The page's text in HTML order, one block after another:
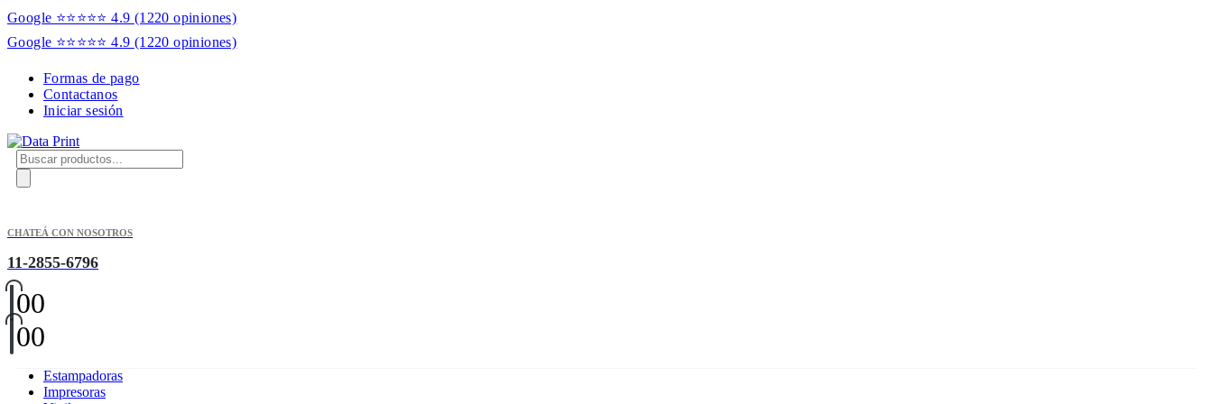
Google ⭐⭐⭐⭐⭐ 4.9 (1220 opiniones)
Google ⭐⭐⭐⭐⭐ 4.9 (1220 opiniones)
Formas de pago
Contactanos
Iniciar sesión
Products
search
CHATEÁ CON NOSOTROS
11-2855-6796
00
00
Estampadoras
Impresoras